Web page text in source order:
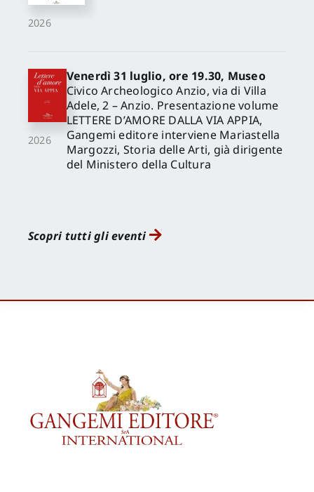
2026
2026
Venerdì 31 luglio, ore 19.30, Museo
Civico Archeologico Anzio, via di Villa
Adele, 2 – Anzio. Presentazione volume
LETTERE D’AMORE DALLA VIA APPIA,
Gangemi editore interviene Mariastella
Margozzi, Storia delle Arti, già dirigente
del Ministero della Cultura
Scopri tutti gli eventi